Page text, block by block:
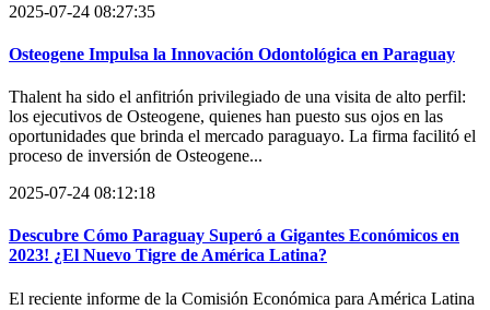
2025-07-24 08:27:35
Osteogene Impulsa la Innovación Odontológica en Paraguay
Thalent ha sido el anfitrión privilegiado de una visita de alto perfil:
los ejecutivos de Osteogene, quienes han puesto sus ojos en las
oportunidades que brinda el mercado paraguayo. La firma facilitó el
proceso de inversión de Osteogene...
2025-07-24 08:12:18
Descubre Cómo Paraguay Superó a Gigantes Económicos en
2023! ¿El Nuevo Tigre de América Latina?
El reciente informe de la Comisión Económica para América Latina